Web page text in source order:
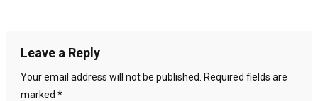
Leave a Reply
Your email address will not be published.
Required fields are
marked *